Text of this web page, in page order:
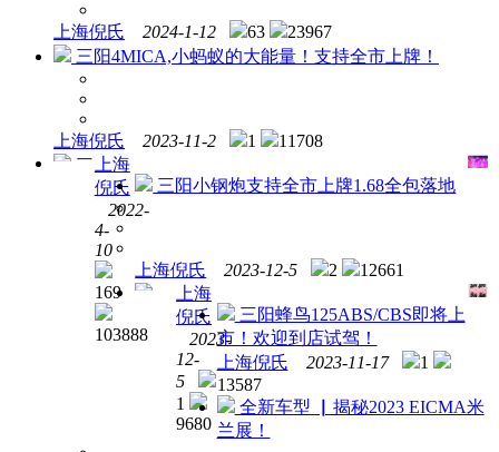
上海倪氏 2024-1-12 63
23967
三阳4MICA,小蚂蚁的大能量！支持全市上牌！
上海倪氏 2023-11-2 1
11708
三 上海
倪氏
2022-
4-
10
169
103888
三阳小钢炮支持全市上牌1.68全包落地
上海倪氏 2023-12-5 2 12661
双12
上海
倪氏
2023-
12-
5
1
9680
三阳蜂鸟125ABS/CBS即将上
市！欢迎到店试驾！
上海倪氏
2023-11-17
1
13587
全新车型 ▏揭秘2023 EICMA米
兰展！